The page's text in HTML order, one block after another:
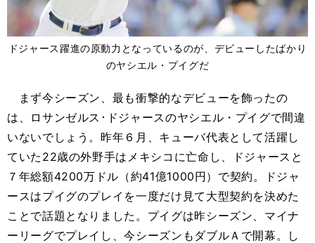
ドジャース躍進の原動力となっているのが、デビューしたばかり
のヤシエル・プイグだ
まず今シーズン、最も衝撃的なデビューを飾ったの
は、ロサンゼルス･ドジャースのヤシエル・プイグで間違
いないでしょう。昨年６月、キューバ代表として活躍し
ていた22歳の外野手はメキシコに亡命し、ドジャースと
７年総額4200万ドル（約41億1000円）で契約。ドジャ
ースはプイグのプレイを一度だけ見て大型契約を決めた
ことで話題となりました。プイグは昨シーズン、マイナ
ーリーグでプレイし、今シーズンもダブルＡで開幕。し